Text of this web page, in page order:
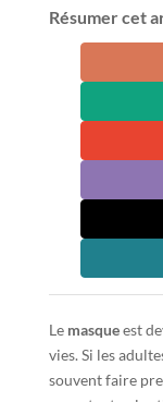
Résumer cet
Le masqueest
vies. Si les
souvent faire